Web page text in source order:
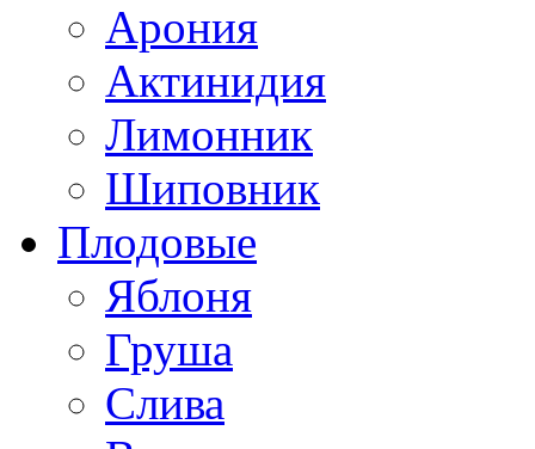
Арония
Актинидия
Лимонник
Шиповник
Плодовые
Яблоня
Груша
Слива